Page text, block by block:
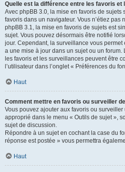
Quelle est la différence entre les favoris et
Avec phpBB 3.0, la mise en favoris de sujets
favoris dans un navigateur. Vous n’étiez pas
phpBB 3.1, la mise en favoris de sujets est
sujet. Vous pouvez désormais être notifié
jour. Cependant, la surveillance vous permet
a une mise à jour dans un sujet ou un
les favoris et les surveillances peuvent être
l’utilisateur dans l’onglet « Préférences du
Haut
Comment mettre en favoris ou surveiller
Vous pouvez ajouter aux favoris ou
approprié dans le menu « Outils de sujet »,
sujet de discussion.
Répondre à un sujet en cochant la case du
réponse est postée » vous permettra
Haut